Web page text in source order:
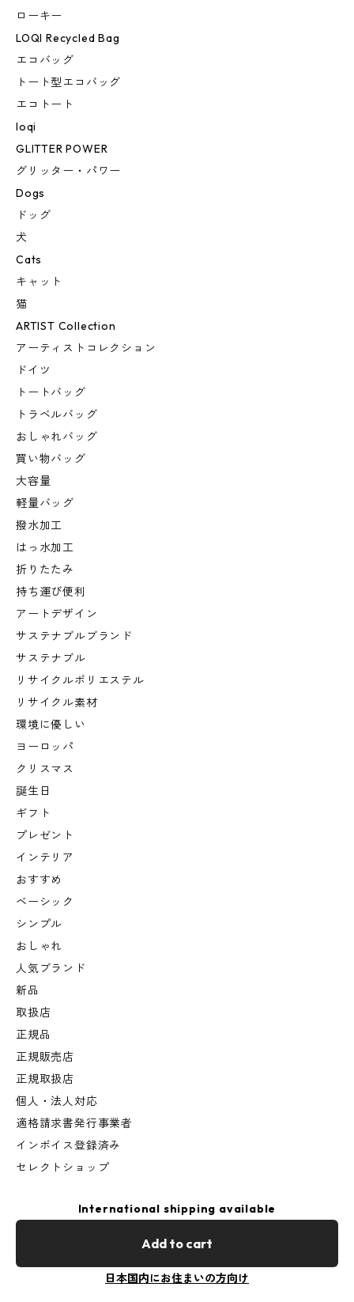
ローキー
LOQI Recycled Bag
エコバッグ
トート型エコバッグ
エコトート
loqi
GLITTER POWER
グリッター・パワー
Dogs
ドッグ
犬
Cats
キャット
猫
ARTIST Collection
アーティストコレクション
ドイツ
トートバッグ
トラベルバッグ
おしゃれバッグ
買い物バッグ
大容量
軽量バッグ
撥水加工
はっ水加工
折りたたみ
持ち運び便利
アートデザイン
サステナブルブランド
サステナブル
リサイクルポリエステル
リサイクル素材
環境に優しい
ヨーロッパ
クリスマス
誕生日
ギフト
プレゼント
インテリア
おすすめ
ベーシック
シンプル
おしゃれ
人気ブランド
新品
取扱店
正規品
正規販売店
正規取扱店
個人・法人対応
適格請求書発行事業者
インボイス登録済み
セレクトショップ
International shipping available
Add to cart
日本国内にお住まいの方向け